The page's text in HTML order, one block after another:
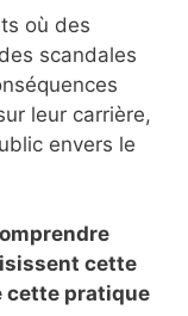
où des
scandales
leur carrière,
envers le
cette
cette pratique